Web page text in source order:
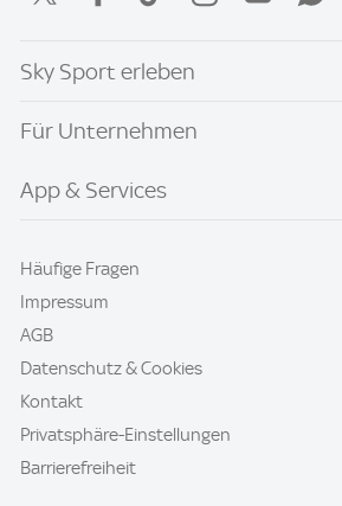
Sky Sport erleben
Für Unternehmen
App & Services
Häufige Fragen
Impressum
AGB
Datenschutz & Cookies
Kontakt
Privatsphäre-Einstellungen
Barrierefreiheit